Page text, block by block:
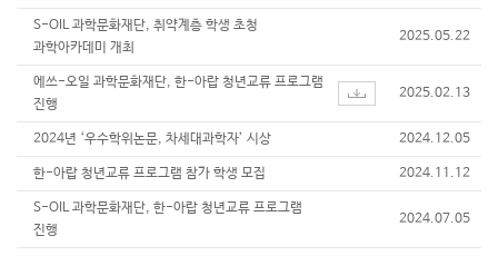
S-OIL 과학문화재단, 취약계층 학생 초청
과학아카데미 개최
2025.05.22
에쓰-오일 과학문화재단, 한-아랍 청년교류 프로그램
진행
2025.02.13
2024년 ‘우수학위논문, 차세대과학자’ 시상 2024.12.05
한-아랍 청년교류 프로그램 참가 학생 모집 2024.11.12
S-OIL 과학문화재단, 한-아랍 청년교류 프로그램
진행
2024.07.05